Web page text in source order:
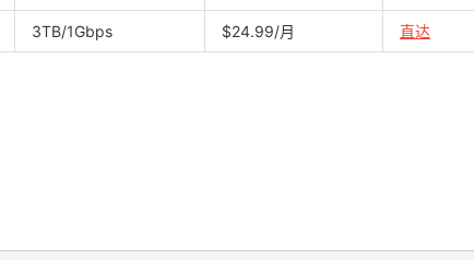
3TB/1Gbps $24.99/月 直达